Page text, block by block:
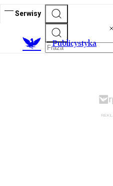
Serwisy
Publicystyka